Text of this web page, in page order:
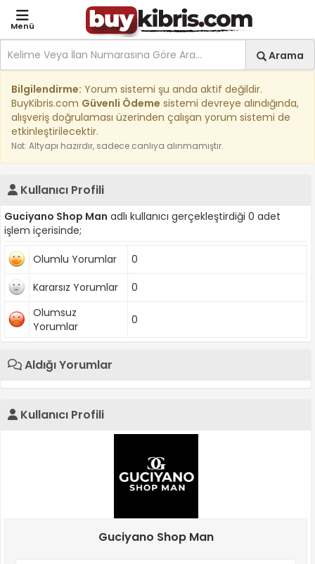
Menü
Ara
Arama
Kıbrıs İlan Platformu |
Bilgilendirme: Yorum sistemi şu anda aktif değildir.
BuyKibris.com Güvenli Ödeme sistemi devreye alındığında,
alışveriş doğrulaması üzerinden çalışan yorum sistemi de
etkinleştirilecektir.
Not: Altyapı hazırdır, sadece canlıya alınmamıştır.
Kullanıcı Profili
Guciyano Shop Man adlı kullanıcı gerçekleştirdiği 0 adet
işlem içerisinde;
Olumlu Yorumlar
0
Kararsız Yorumlar
0
Olumsuz
Yorumlar
0
Aldığı Yorumlar
Kullanıcı Profili
Guciyano Shop Man